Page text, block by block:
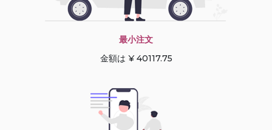
最小注文
金額は ¥ 40117.75